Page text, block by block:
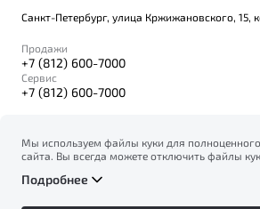
Санкт-Петербург, улица Кржижановского, 15,
Продажи
+7 (812) 600-7000
Сервис
+7 (812) 600-7000
© 2026
Политика конфиденциальности персональных
Мы используем файлы куки для
сайта. Вы всегда можете отключить файлы
вашего браузера. Продолжая использовать
на сбор и использование файлов куки, и
Подробнее